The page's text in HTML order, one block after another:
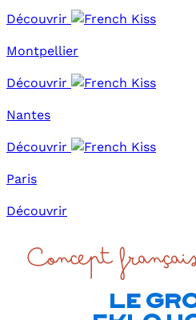
Découvrir
Montpellier
Découvrir
Nantes
Découvrir
Paris
Découvrir
Concept
LE